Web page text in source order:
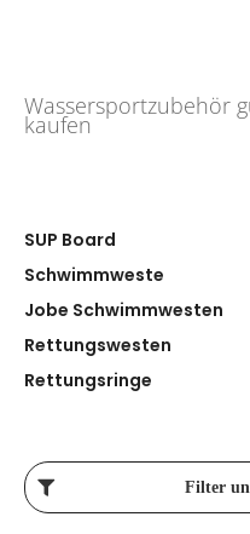
Wassersportzubehör
kaufen
SUP Board
Schwimmweste
Jobe Schwimmwesten
Rettungswesten
Rettungsringe
Filter